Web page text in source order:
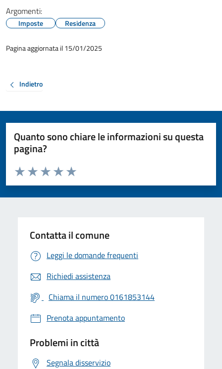
Argomenti:
Imposte Residenza
Pagina aggiornata il 15/01/2025
Indietro
Quanto sono chiare le informazioni su questa
pagina?
Valuta da 1 a 5 stelle la pagina
Valuta 5 stelle su 5
Valuta 4 stelle su 5
Valuta 3 stelle su 5
Valuta 2 stelle su 5
Valuta 1 stelle su 5
Contatta il comune
Leggi le domande frequenti
Richiedi assistenza
Chiama il numero 0161853144
Prenota appuntamento
Problemi in città
Segnala disservizio